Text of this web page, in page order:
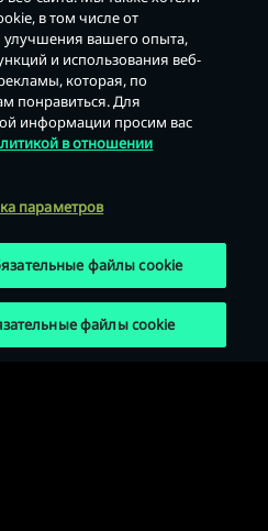
в том числе от
улучшения вашего опыта,
и использования веб-
которая, по
понравиться. Для
информации просим вас
в отношении
параметров
файлы cookie
файлы cookie